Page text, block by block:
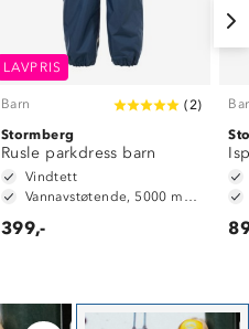
LAVPRIS
Barn (2)
Stormberg
Rusle parkdress barn
Vindtett
Vannavstøtende, 5000 mm vannsøyle
399,-